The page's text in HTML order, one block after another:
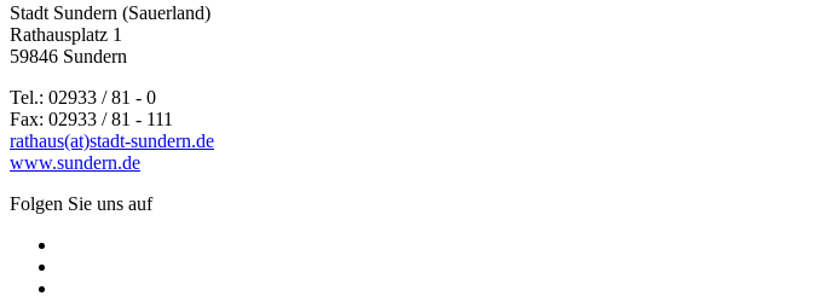
Stadt Sundern (Sauerland)
Rathausplatz 1
59846 Sundern
Tel.: 02933 / 81 - 0
Fax: 02933 / 81 - 111
rathaus(at)stadt-sundern.de
www.sundern.de
Folgen Sie uns auf